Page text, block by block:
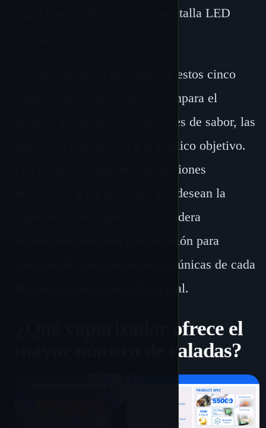
triple tanque de aceite y su pantalla LED
Nuestro desglose detallado de estos cinco
vaporizadores desechables compara el
número de caladas, las opciones de sabor, las
funciones inteligentes y el público objetivo.
Los minoristas que buscan opciones
mayoristas y las personas que desean la
experiencia de vapeo más duradera
encontrarán útil esta comparación para
comprender las características únicas de cada
dispositivo en el mercado actual.
¿Qué vaporizador ofrece el
mayor número de caladas?